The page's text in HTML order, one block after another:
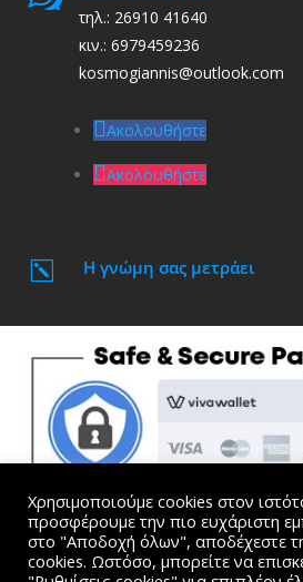
τηλ.: 26910 41640
κιν.: 6979459236
kosmogiannis@outlook.com
Ακολουθήστε
Ακολουθήστε
k Η γνώμη σας μετράει
Χρησιμοποιούμε cookies στον
προσφέρουμε την πιο ευχάριστη
στο "Αποδοχή όλων", αποδέχεστε
cookies. Ωστόσο, μπορείτε να